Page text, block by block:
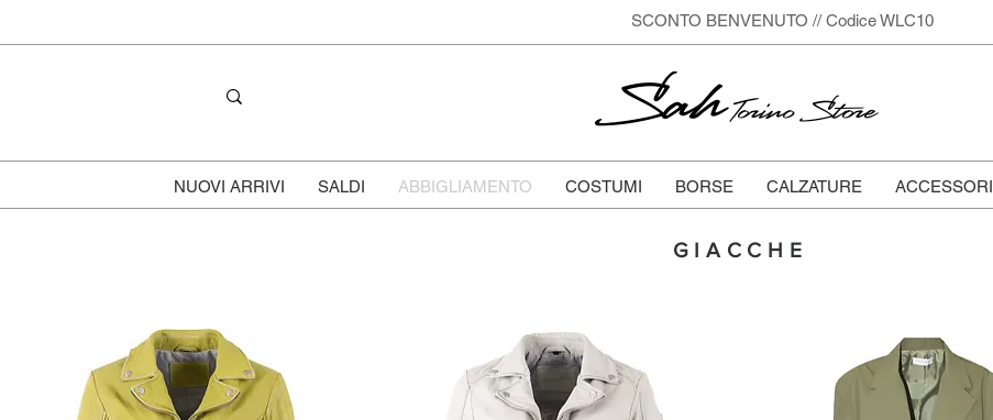
SCONTO BENVENUTO // Codice WLC10
SahTorino Store
NUOVI ARRIVI SALDI ABBIGLIAMENTO COSTUMI BORSE CALZATURE ACCESSORI
GIACCHE